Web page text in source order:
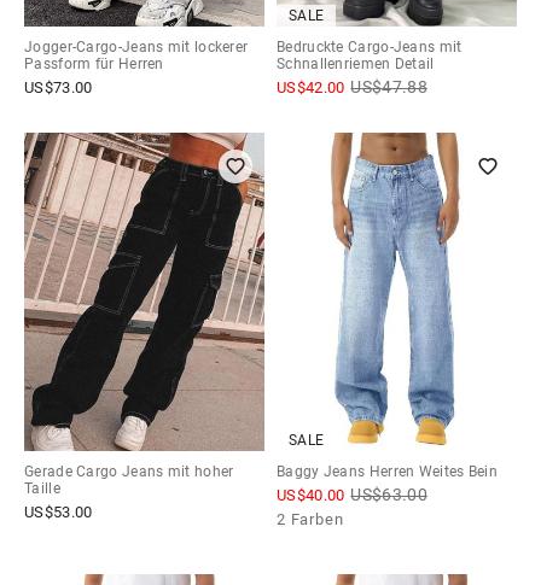
Jogger-Cargo-Jeans mit lockerer
Passform für Herren
US$73.00
SALE
Bedruckte Cargo-Jeans mit
Schnallenriemen Detail
US$42.00 US$47.88
Gerade Cargo Jeans mit hoher
Taille
US$53.00
SALE
Baggy Jeans Herren Weites Bein
US$40.00 US$63.00
2 Farben